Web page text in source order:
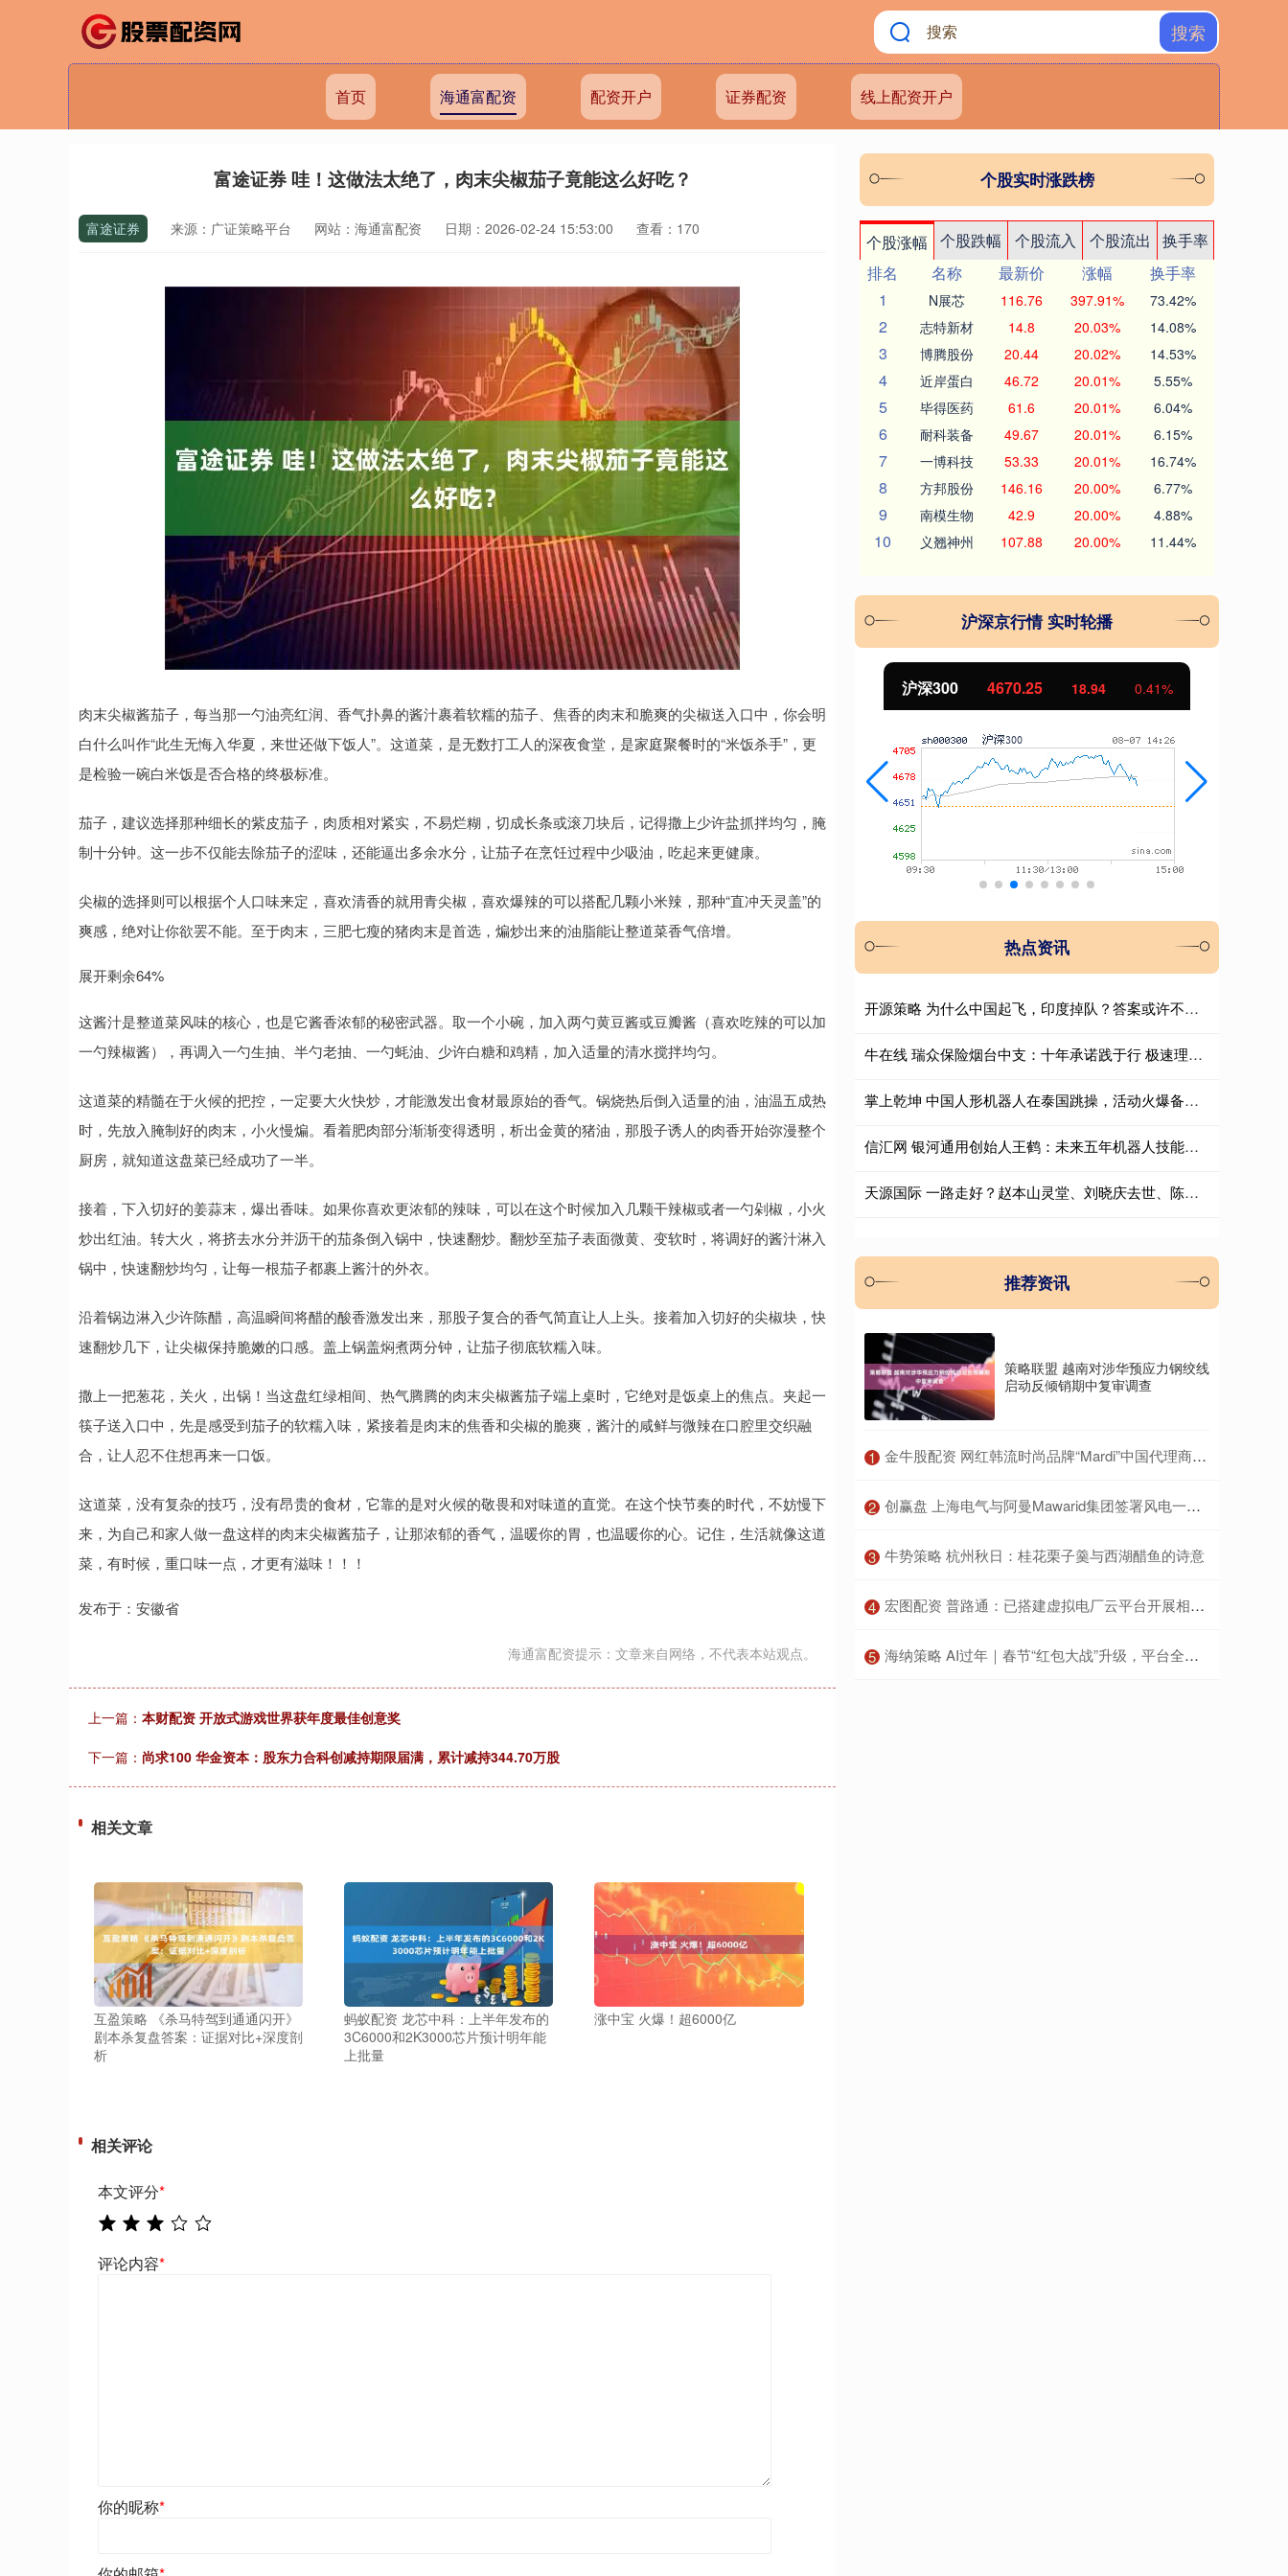
搜索
首页 海通富配资 配资开户 证券配资 线上配资开户
富途证券 哇！这做法太绝了，肉末尖椒茄子竟能这么好吃？
富途证券 来源：广证策略平台 网站：海通富配资 日期：2026-02-24 15:53:00 查看：170
肉末尖椒酱茄子，每当那一勺油亮红润、香气扑鼻的酱汁裹着软糯的茄子、焦香的肉末和脆爽的尖椒送入口中，你会明
白什么叫作“此生无悔入华夏，来世还做下饭人”。这道菜，是无数打工人的深夜食堂，是家庭聚餐时的“米饭杀手”，更
是检验一碗白米饭是否合格的终极标准。
茄子，建议选择那种细长的紫皮茄子，肉质相对紧实，不易烂糊，切成长条或滚刀块后，记得撒上少许盐抓拌均匀，腌
制十分钟。这一步不仅能去除茄子的涩味，还能逼出多余水分，让茄子在烹饪过程中少吸油，吃起来更健康。
尖椒的选择则可以根据个人口味来定，喜欢清香的就用青尖椒，喜欢爆辣的可以搭配几颗小米辣，那种“直冲天灵盖”的
爽感，绝对让你欲罢不能。至于肉末，三肥七瘦的猪肉末是首选，煸炒出来的油脂能让整道菜香气倍增。
展开剩余64%
这酱汁是整道菜风味的核心，也是它酱香浓郁的秘密武器。取一个小碗，加入两勺黄豆酱或豆瓣酱（喜欢吃辣的可以加
一勺辣椒酱），再调入一勺生抽、半勺老抽、一勺蚝油、少许白糖和鸡精，加入适量的清水搅拌均匀。
这道菜的精髓在于火候的把控，一定要大火快炒，才能激发出食材最原始的香气。锅烧热后倒入适量的油，油温五成热
时，先放入腌制好的肉末，小火慢煸。看着肥肉部分渐渐变得透明，析出金黄的猪油，那股子诱人的肉香开始弥漫整个
厨房，就知道这盘菜已经成功了一半。
接着，下入切好的姜蒜末，爆出香味。如果你喜欢更浓郁的辣味，可以在这个时候加入几颗干辣椒或者一勺剁椒，小火
炒出红油。转大火，将挤去水分并沥干的茄条倒入锅中，快速翻炒。翻炒至茄子表面微黄、变软时，将调好的酱汁淋入
锅中，快速翻炒均匀，让每一根茄子都裹上酱汁的外衣。
沿着锅边淋入少许陈醋，高温瞬间将醋的酸香激发出来，那股子复合的香气简直让人上头。接着加入切好的尖椒块，快
速翻炒几下，让尖椒保持脆嫩的口感。盖上锅盖焖煮两分钟，让茄子彻底软糯入味。
撒上一把葱花，关火，出锅！当这盘红绿相间、热气腾腾的肉末尖椒酱茄子端上桌时，它绝对是饭桌上的焦点。夹起一
筷子送入口中，先是感受到茄子的软糯入味，紧接着是肉末的焦香和尖椒的脆爽，酱汁的咸鲜与微辣在口腔里交织融
合，让人忍不住想再来一口饭。
这道菜，没有复杂的技巧，没有昂贵的食材，它靠的是对火候的敬畏和对味道的直觉。在这个快节奏的时代，不妨慢下
来，为自己和家人做一盘这样的肉末尖椒酱茄子，让那浓郁的香气，温暖你的胃，也温暖你的心。记住，生活就像这道
菜，有时候，重口味一点，才更有滋味！！！
发布于：安徽省
海通富配资提示：文章来自网络，不代表本站观点。
上一篇： 本财配资 开放式游戏世界获年度最佳创意奖
下一篇： 尚求100 华金资本：股东力合科创减持期限届满，累计减持344.70万股
相关文章
互盈策略 《杀马特驾到通通闪开》
剧本杀复盘答案：证据对比+深度剖
析
蚂蚁配资 龙芯中科：上半年发布的
3C6000和2K3000芯片预计明年能
上批量
涨中宝 火爆！超6000亿
相关评论
本文评分*
评论内容*
你的昵称*
个股实时涨跌榜
个股涨幅 个股跌幅 个股流入 个股流出
换手率
排名
名称 最新价 涨幅
换手率
1
N展芯 116.76 397.91% 73.42%
2 志特新材 14.8 20.03% 14.08%
3 博腾股份 20.44 20.02% 14.53%
4 近岸蛋白 46.72 20.01% 5.55%
5 毕得医药 61.6 20.01% 6.04%
6 耐科装备 49.67 20.01% 6.15%
7 一博科技 53.33 20.01% 16.74%
8 方邦股份 146.16 20.00% 6.77%
9 南模生物 42.9 20.00% 4.88%
10 义翘神州 107.88 20.00% 11.44%
沪深京行情 实时轮播
北证50 1131.16 8.28 0.74%
热点资讯
开源策略 为什么中国起飞，印度掉队？答案或许不在1978年
牛在线 瑞众保险烟台中支：十年承诺践于行 极速理赔暖人心
掌上乾坤 中国人形机器人在泰国跳操，活动火爆备受欢迎，凭实力惊艳海外
信汇网 银河通用创始人王鹤：未来五年机器人技能将百花齐放
天源国际 一路走好？赵本山灵堂、刘晓庆去世、陈奕迅身亡，这些谣言太离谱
推荐资讯
策略联盟 越南对涉华预应力钢绞线
启动反倾销期中复审调查
1 ​金牛股配资 网红韩流时尚品牌“Mardi”中国代理商回应撤柜：将把更多资源投入新品牌
2 ​创赢盘 上海电气与阿曼Mawarid集团签署风电一揽子协议
3 ​牛势策略 杭州秋日：桂花栗子羹与西湖醋鱼的诗意
4 ​宏图配资 普路通：已搭建虚拟电厂云平台开展相关业务
5 ​海纳策略 AI过年｜春节“红包大战”升级，平台全力抢夺AI入口